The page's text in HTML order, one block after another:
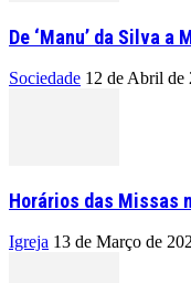
De ‘Manu’ da Silva
Sociedade 12 de Abril de
Horários das Missas
Igreja 13 de Março de